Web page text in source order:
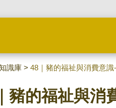
識庫 > 48｜豬的福祉與消費意識
豬的福祉與消